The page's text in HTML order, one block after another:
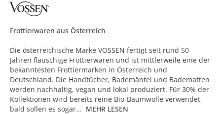
Frottierwaren aus Österreich
Die österreichische Marke VOSSEN fertigt seit rund 50
Jahren flauschige Frottierwaren und ist mittlerweile eine der
bekanntesten Frottiermarken in Österreich und
Deutschland. Die Handtücher, Bademäntel und Badematten
werden nachhaltig, vegan und lokal produziert. Für 30% der
Kollektionen wird bereits reine Bio-Baumwolle verwendet,
bald sollen es sogar... MEHR LESEN